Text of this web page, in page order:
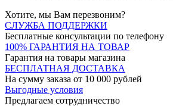
Хотите, мы Вам перезвоним?
СЛУЖБА ПОДДЕРЖКИ
Бесплатные консультации по телефону
100% ГАРАНТИЯ НА ТОВАР
Гарантия на товары магазина
БЕСПЛАТНАЯ ДОСТАВКА
На сумму заказа от 10 000 рублей
Выгодные условия
Предлагаем сотрудничество